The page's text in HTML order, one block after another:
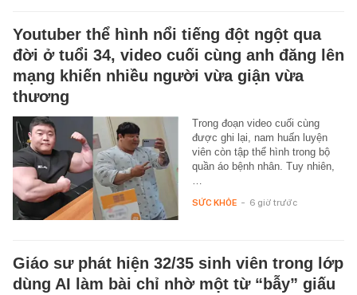
Youtuber thể hình nổi tiếng đột ngột qua
đời ở tuổi 34, video cuối cùng anh đăng lên
mạng khiến nhiều người vừa giận vừa
thương
Trong đoạn video cuối cùng
được ghi lại, nam huấn luyện
viên còn tập thể hình trong bộ
quần áo bệnh nhân. Tuy nhiên,
…
SỨC KHỎE - 6 giờ trước
Giáo sư phát hiện 32/35 sinh viên trong lớp
dùng AI làm bài chỉ nhờ một từ “bẫy” giấu